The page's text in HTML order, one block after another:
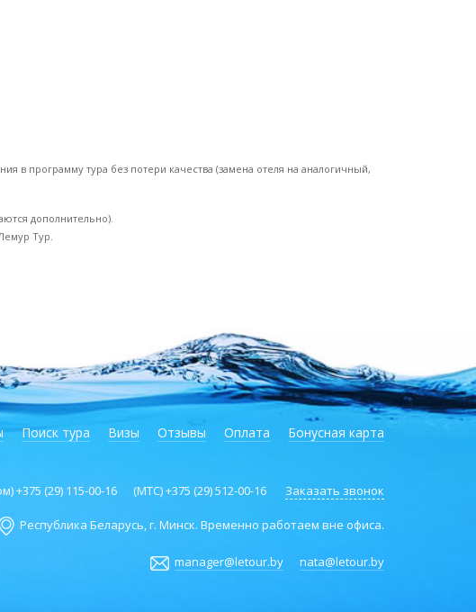
в программу тура без потери качества (замена отеля на аналогичный,
дополнительно).
Тур.
Поиск тура Визы Отзывы Оплата Бонусная карта
+375 (29) 115-00-16 (МТС) +375 (29) 512-00-16 Заказать звонок
Республика Беларусь, г. Минск. Временно работаем вне офиса.
manager@letour.by nata@letour.by